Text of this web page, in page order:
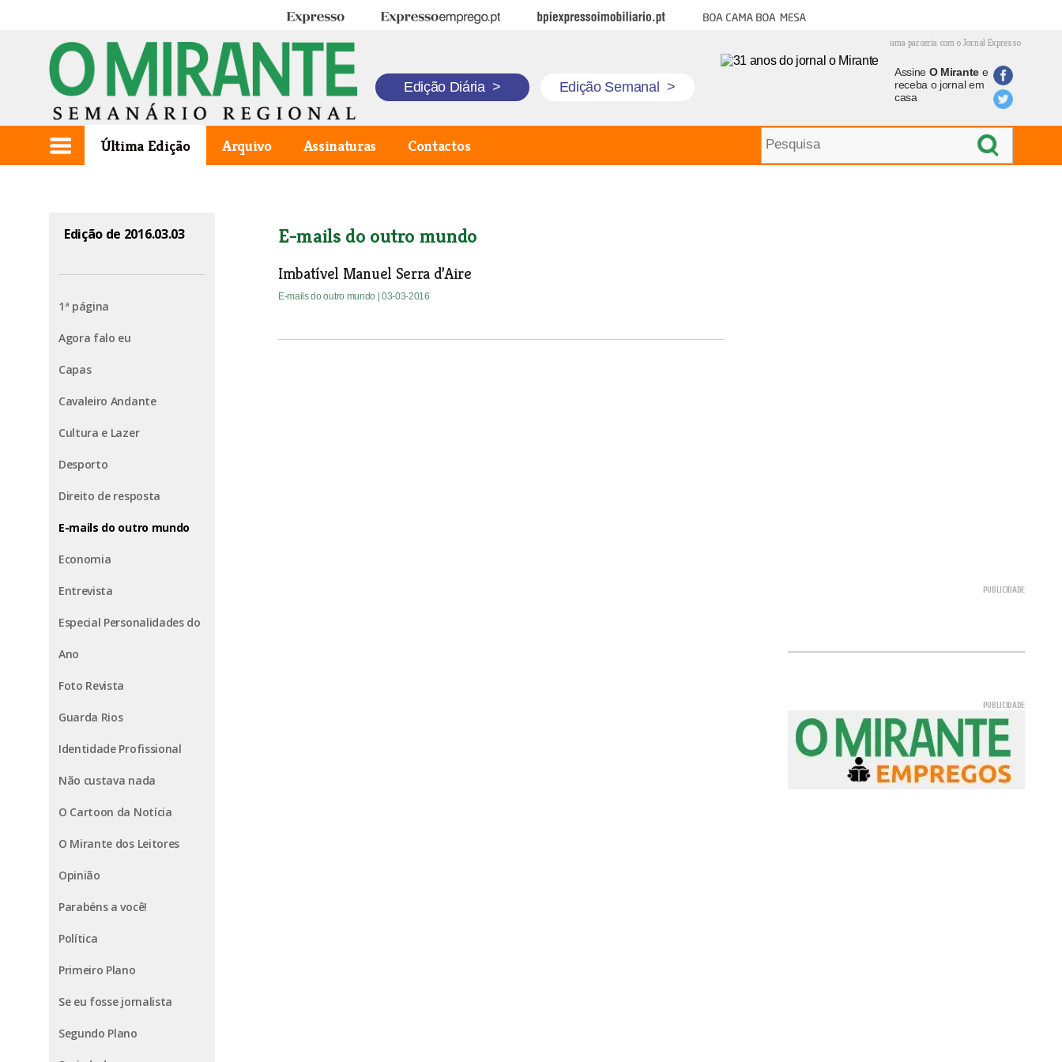
Expresso Expresso Emprego BPI Expresso Imobiliário Boa cama boa mesa
uma parceria com o Jornal Expresso
Edição Diária > Edição Semanal >
Assine O Mirantee
receba o jornal em
casa
Última Edição Arquivo Assinaturas Contactos
Edição de 2016.03.03
1ª página
Agora falo eu
Capas
Cavaleiro Andante
Cultura e Lazer
Desporto
Direito de resposta
E-mails do outro mundo
Economia
Entrevista
Especial Personalidades do
Ano
Foto Revista
Guarda Rios
Identidade Profissional
Não custava nada
O Cartoon da Notícia
O Mirante dos Leitores
Opinião
Parabéns a você!
Política
Primeiro Plano
Se eu fosse jornalista
Segundo Plano
E-mails do outro mundo
Imbatível Manuel Serra d’Aire
E-mails do outro mundo | 03-03-2016